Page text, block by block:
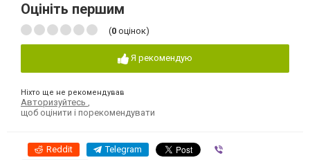
Оцініть першим
(0 оцінок)
Я рекомендую
Ніхто ще не рекомендував
Авторизуйтесь
щоб оцінити і порекомендувати
Reddit Telegram